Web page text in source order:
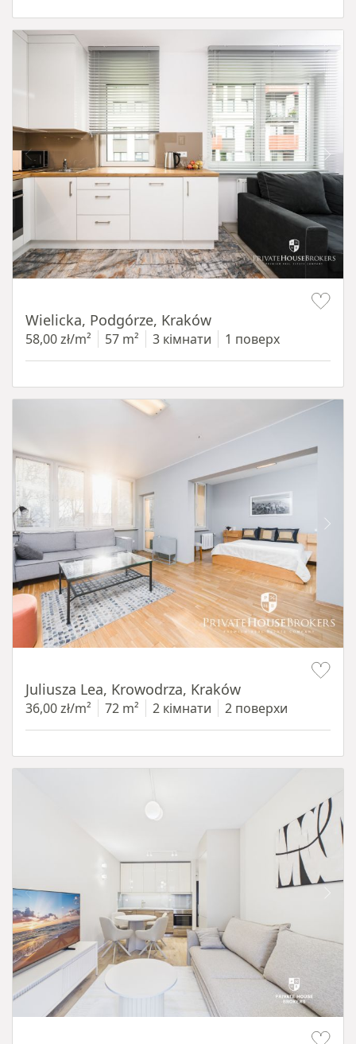
Wielicka, Podgórze, Kraków
58,00 zł/m² 57 m² 3 кімнати 1 поверх
Juliusza Lea, Krowodrza, Kraków
36,00 zł/m² 72 m² 2 кімнати 2 поверхи